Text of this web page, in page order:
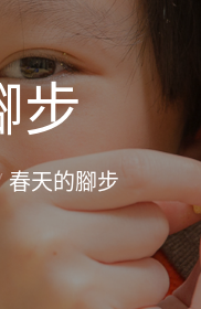
步
春天的腳步